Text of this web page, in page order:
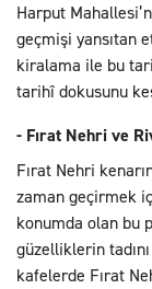
Harput
geçmişi yansıtan
kiralama ile bu
tarihî dokusunu
- Fırat Nehri ve
Fırat Nehri
zaman geçirmek
konumda olan bu
güzelliklerin
kafelerde Fırat